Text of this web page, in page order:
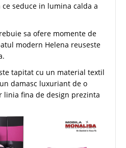
seduce in lumina calda a
sa ofere momente de
modern Helena reuseste
tapitat cu un material textil
damasc luxuriant de o
fina de design prezinta